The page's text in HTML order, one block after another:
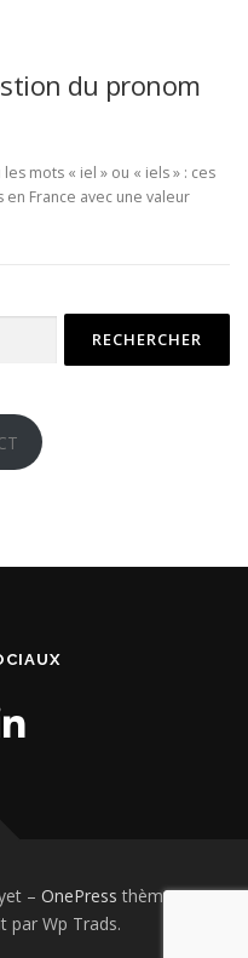
du pronom
mots « iel » ou « iels » : ces
France avec une valeur
– OnePress thème par
par Wp Trads.